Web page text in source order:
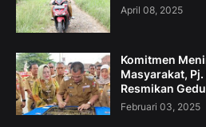
April 08, 2025
Komitmen
Masyarakat,
Resmikan
Februari 03, 2025